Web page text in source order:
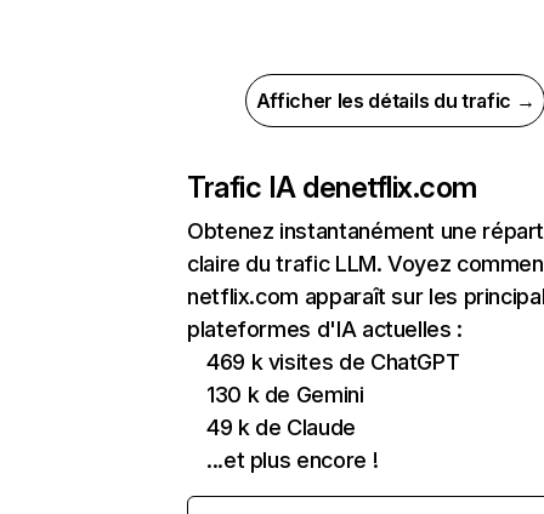
Afficher les détails du trafic →
Trafic IA denetflix.com
Obtenez instantanément une
claire du trafic LLM. Voyez
netflix.com apparaît sur les
plateformes d'IA actuelles :
469 k visites de ChatGPT
130 k de Gemini
49 k de Claude
...et plus encore !